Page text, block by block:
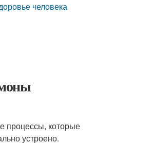
человека
процессы, которые
устроено.